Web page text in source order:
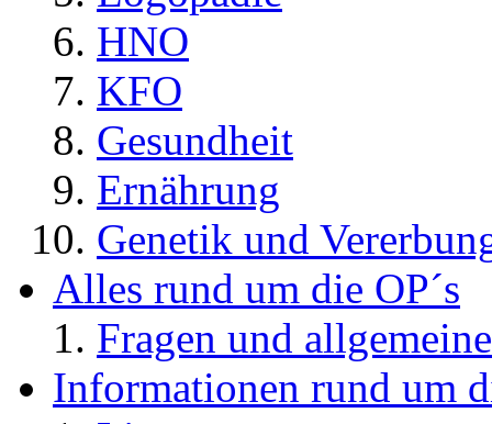
HNO
KFO
Gesundheit
Ernährung
Genetik und
Alles rund um die OP´s
Fragen und
Informationen rund um